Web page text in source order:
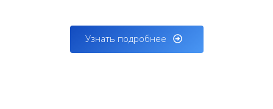
Узнать подробнее